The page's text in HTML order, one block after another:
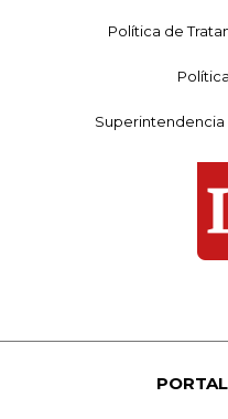
Política de
Superintendencia